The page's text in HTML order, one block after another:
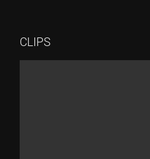
CLIPS